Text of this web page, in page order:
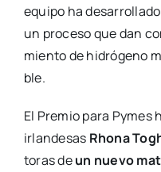
equi­po ha
un pro­ce­so que dan
mien­to de hidró­geno
ble.
El Pre­mio para Pymes
irlan­de­sas Rho­na
to­ras deun nue­vo